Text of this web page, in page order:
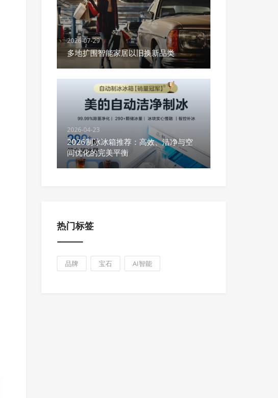
2026-07-29
多地扩围智能家居以旧换新品类
2026-04-23
2026制冰冰箱推荐：高效、洁净与空
间优化的完美平衡
热门标签
品牌 宝石 AI智能